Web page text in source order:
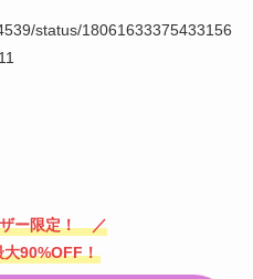
status/18061633375433156
11
ー限定！ ／
90%OFF！